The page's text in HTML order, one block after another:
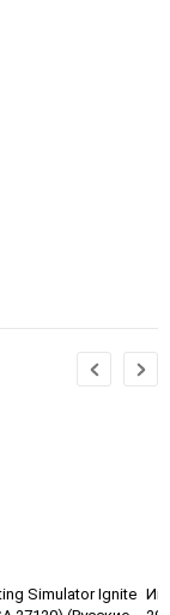
Simulator Ignite